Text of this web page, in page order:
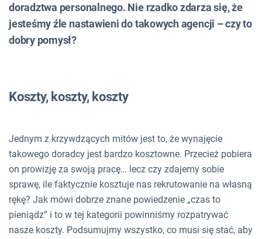
doradztwa personalnego. Nie rzadko zdarza się, że
jesteśmy źle nastawieni do takowych agencji – czy to
dobry pomysł?
Koszty, koszty, koszty
Jednym z krzywdzących mitów jest to, że wynajęcie
takowego doradcy jest bardzo kosztowne. Przecież pobiera
on prowizję za swoją pracę… lecz czy zdajemy sobie
sprawę, ile faktycznie kosztuje nas rekrutowanie na własną
rękę? Jak mówi dobrze znane powiedzenie „czas to
pieniądz” i to w tej kategorii powinniśmy rozpatrywać
nasze koszty. Podsumujmy wszystko, co musi się stać, aby